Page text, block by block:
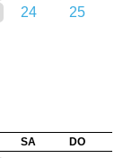
24
25
SA DO